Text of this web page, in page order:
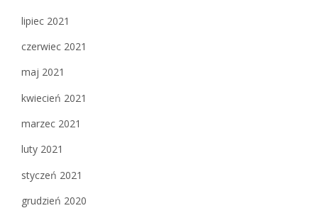
lipiec 2021
czerwiec 2021
maj 2021
kwiecień 2021
marzec 2021
luty 2021
styczeń 2021
grudzień 2020